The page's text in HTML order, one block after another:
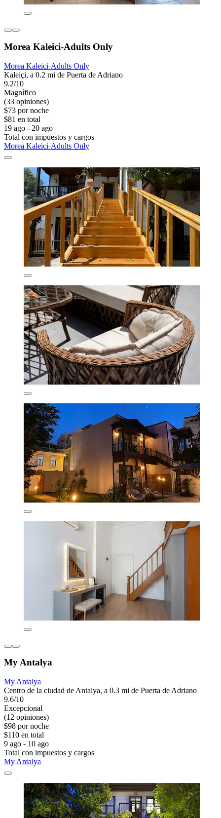
Morea Kaleici-Adults Only
Morea Kaleici-Adults Only
Kaleiçi, a 0.2 mi de Puerta de Adriano
9.2/10
Magnífico
(33 opiniones)
$73 por noche
$81 en total
19 ago - 20 ago
Total con impuestos y cargos
Morea Kaleici-Adults Only
My Antalya
My Antalya
Centro de la ciudad de Antalya, a 0.3 mi de Puerta de Adriano
9.6/10
Excepcional
(12 opiniones)
$98 por noche
$110 en total
9 ago - 10 ago
Total con impuestos y cargos
My Antalya